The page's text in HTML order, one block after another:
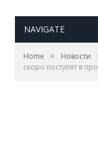
NAVIGATE
Home » Новости
скоро поступят в